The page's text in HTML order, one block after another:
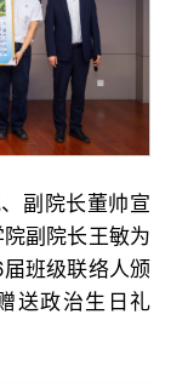
副院长董帅宣
副院长王敏为
班级联络人颁
送政治生日礼